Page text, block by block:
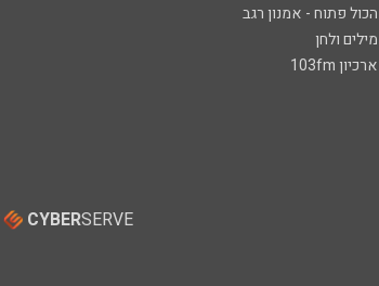
הכול פתוח - אמנון רגב
מילים ולחן
ארכיון 103fm
CYBERSERVE